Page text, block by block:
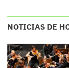
NOTICIAS DE